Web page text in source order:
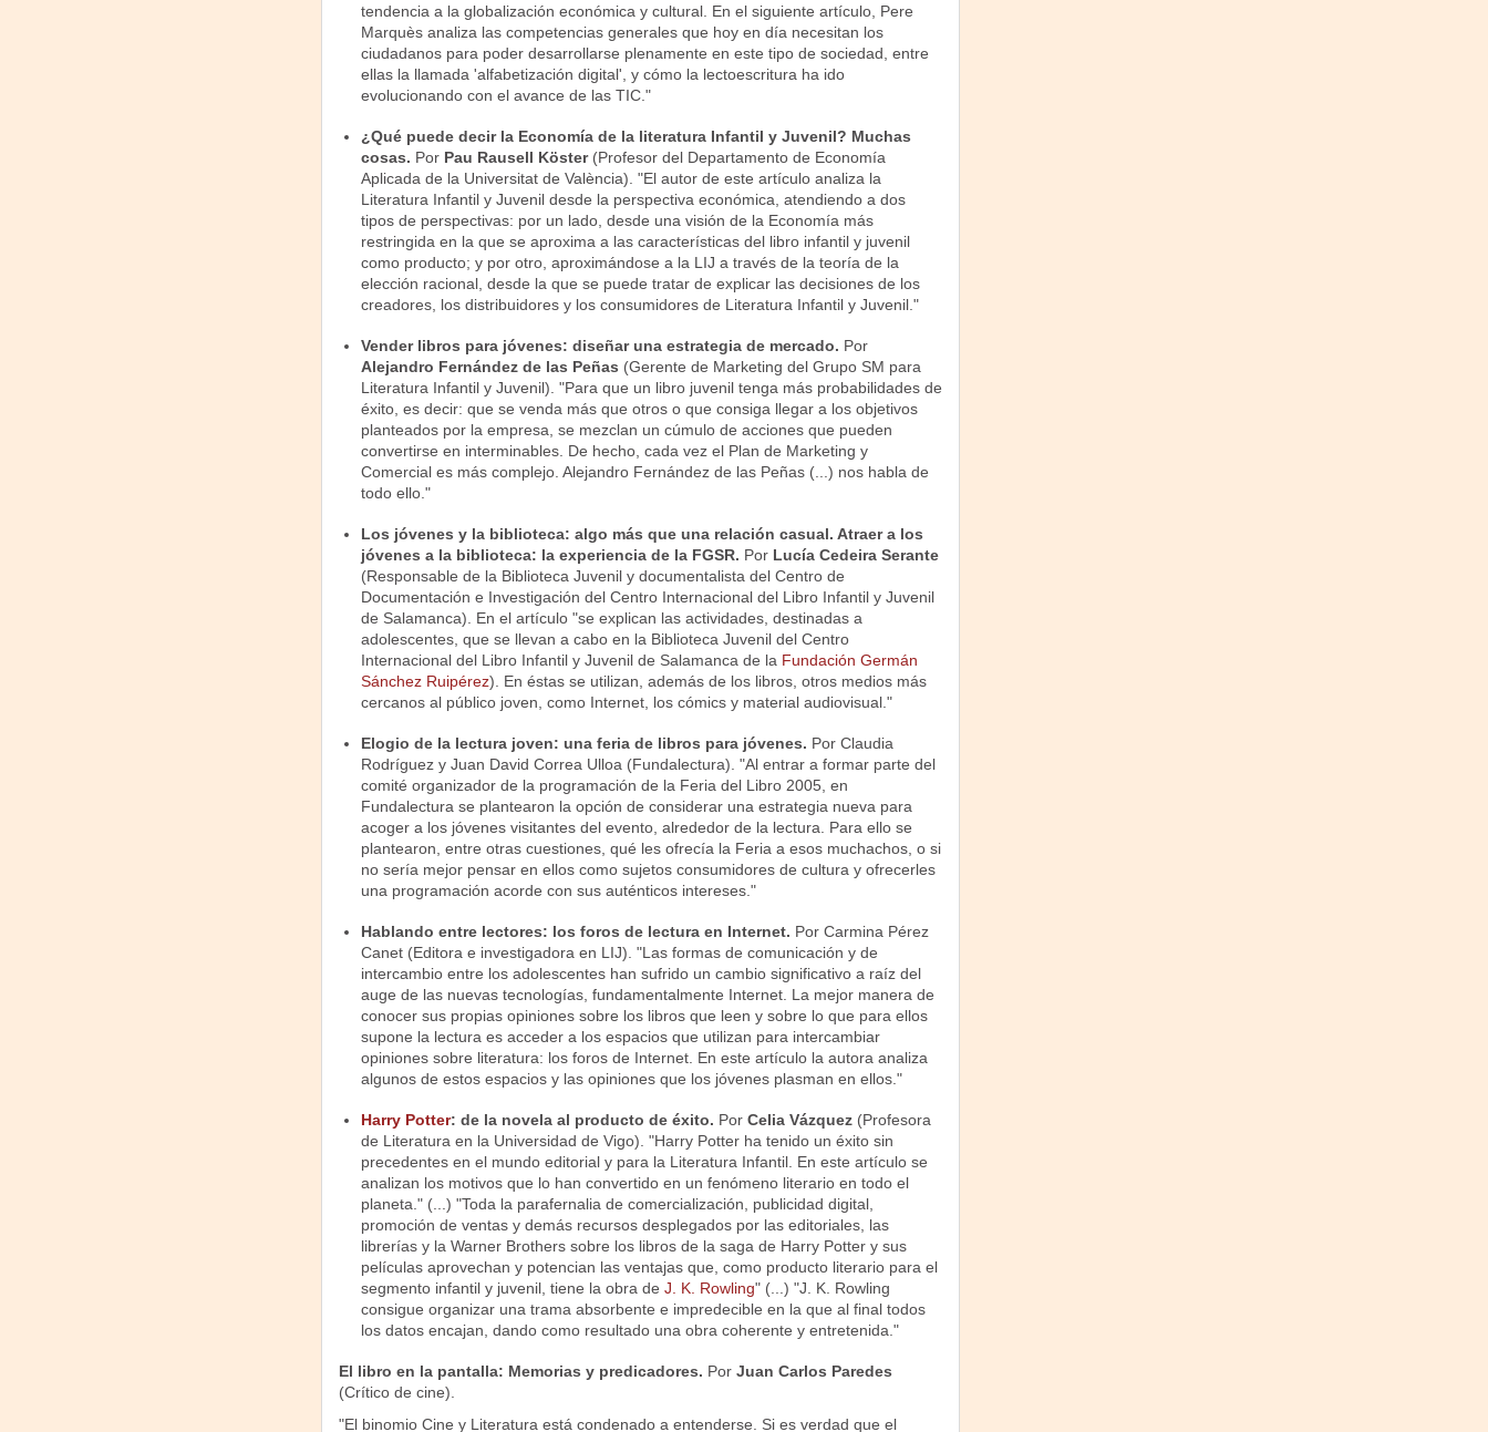
tendencia a la globalización económica y cultural. En el siguiente artículo, Pere
Marquès analiza las competencias generales que hoy en día necesitan los
ciudadanos para poder desarrollarse plenamente en este tipo de sociedad, entre
ellas la llamada 'alfabetización digital', y cómo la lectoescritura ha ido
evolucionando con el avance de las TIC."
¿Qué puede decir la Economía de la literatura Infantil y Juvenil? Muchas
cosas. Por Pau Rausell Köster(Profesor del Departamento de Economía
Aplicada de la Universitat de València). "El autor de este artículo analiza la
Literatura Infantil y Juvenil desde la perspectiva económica, atendiendo a dos
tipos de perspectivas: por un lado, desde una visión de la Economía más
restringida en la que se aproxima a las características del libro infantil y juvenil
como producto; y por otro, aproximándose a la LIJ a través de la teoría de la
elección racional, desde la que se puede tratar de explicar las decisiones de los
creadores, los distribuidores y los consumidores de Literatura Infantil y Juvenil."
Vender libros para jóvenes: diseñar una estrategia de mercado. Por
Alejandro Fernández de las Peñas (Gerente de Marketing del Grupo SM para
Literatura Infantil y Juvenil). "Para que un libro juvenil tenga más probabilidades de
éxito, es decir: que se venda más que otros o que consiga llegar a los objetivos
planteados por la empresa, se mezclan un cúmulo de acciones que pueden
convertirse en interminables. De hecho, cada vez el Plan de Marketing y
Comercial es más complejo. Alejandro Fernández de las Peñas (...) nos habla de
todo ello."
Los jóvenes y la biblioteca: algo más que una relación casual. Atraer a los
jóvenes a la biblioteca: la experiencia de la FGSR. Por Lucía Cedeira Serante
(Responsable de la Biblioteca Juvenil y documentalista del Centro de
Documentación e Investigación del Centro Internacional del Libro Infantil y Juvenil
de Salamanca). En el artículo "se explican las actividades, destinadas a
adolescentes, que se llevan a cabo en la Biblioteca Juvenil del Centro
Internacional del Libro Infantil y Juvenil de Salamanca de la Fundación Germán
Sánchez Ruipérez). En éstas se utilizan, además de los libros, otros medios más
cercanos al público joven, como Internet, los cómics y material audiovisual."
Elogio de la lectura joven: una feria de libros para jóvenes. Por Claudia
Rodríguez y Juan David Correa Ulloa (Fundalectura). "Al entrar a formar parte del
comité organizador de la programación de la Feria del Libro 2005, en
Fundalectura se plantearon la opción de considerar una estrategia nueva para
acoger a los jóvenes visitantes del evento, alrededor de la lectura. Para ello se
plantearon, entre otras cuestiones, qué les ofrecía la Feria a esos muchachos, o si
no sería mejor pensar en ellos como sujetos consumidores de cultura y ofrecerles
una programación acorde con sus auténticos intereses."
Hablando entre lectores: los foros de lectura en Internet. Por Carmina Pérez
Canet (Editora e investigadora en LIJ). "Las formas de comunicación y de
intercambio entre los adolescentes han sufrido un cambio significativo a raíz del
auge de las nuevas tecnologías, fundamentalmente Internet. La mejor manera de
conocer sus propias opiniones sobre los libros que leen y sobre lo que para ellos
supone la lectura es acceder a los espacios que utilizan para intercambiar
opiniones sobre literatura: los foros de Internet. En este artículo la autora analiza
algunos de estos espacios y las opiniones que los jóvenes plasman en ellos."
Harry Potter: de la novela al producto de éxito. Por Celia Vázquez(Profesora
de Literatura en la Universidad de Vigo). "Harry Potter ha tenido un éxito sin
precedentes en el mundo editorial y para la Literatura Infantil. En este artículo se
analizan los motivos que lo han convertido en un fenómeno literario en todo el
planeta." (...) "Toda la parafernalia de comercialización, publicidad digital,
promoción de ventas y demás recursos desplegados por las editoriales, las
librerías y la Warner Brothers sobre los libros de la saga de Harry Potter y sus
películas aprovechan y potencian las ventajas que, como producto literario para el
segmento infantil y juvenil, tiene la obra de J. K. Rowling" (...) "J. K. Rowling
consigue organizar una trama absorbente e impredecible en la que al final todos
los datos encajan, dando como resultado una obra coherente y entretenida."
El libro en la pantalla: Memorias y predicadores. Por Juan Carlos Paredes
(Crítico de cine).
"El binomio Cine y Literatura está condenado a entenderse. Si es verdad que el